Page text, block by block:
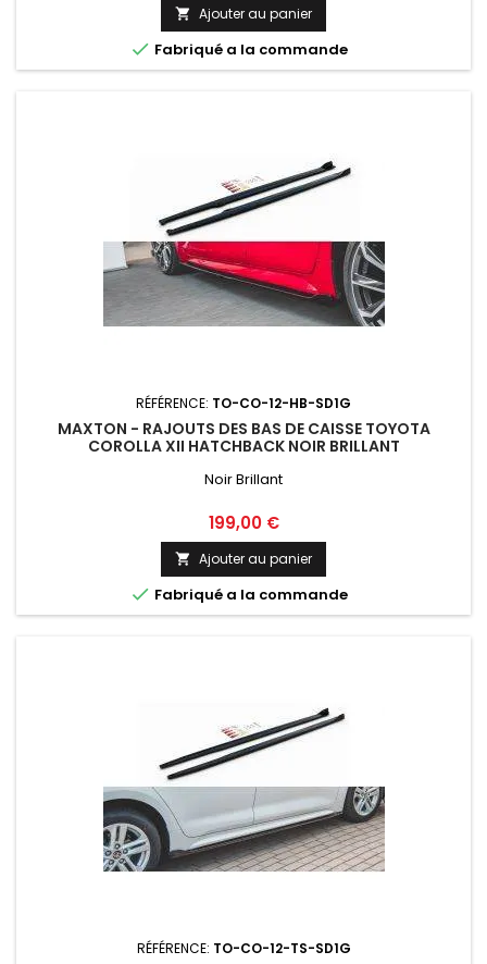
 Ajouter au panier
 Fabriqué a la commande
RÉFÉRENCE: TO-CO-12-HB-SD1G
MAXTON - RAJOUTS DES BAS DE CAISSE TOYOTA
COROLLA XII HATCHBACK NOIR BRILLANT
Noir Brillant
Prix
199,00 €
 Ajouter au panier
 Fabriqué a la commande
RÉFÉRENCE: TO-CO-12-TS-SD1G